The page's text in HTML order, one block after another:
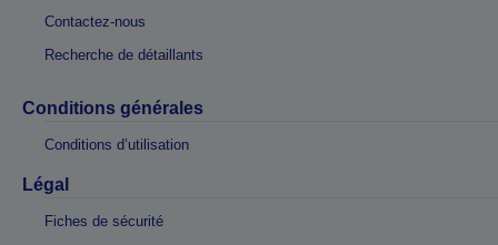
Contactez-nous
Recherche de détaillants
Conditions générales
Conditions d’utilisation
Légal
Fiches de sécurité